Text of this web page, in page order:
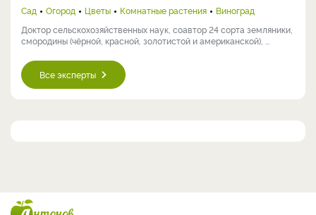
Сад Огород Цветы Комнатные растения
Виноград
Доктор сельскохозяйственных наук, соавтор 24 сорта земляники,
смородины (чёрной, красной, золотистой и американской), ...
Все эксперты